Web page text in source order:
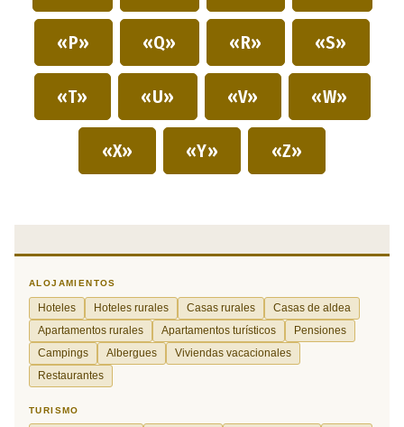
«P» «Q» «R» «S»
«T» «U» «V» «W»
«X» «Y» «Z»